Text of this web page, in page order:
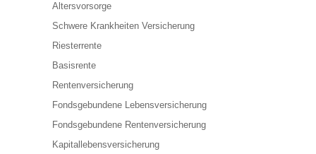
Altersvorsorge
Schwere Krankheiten Versicherung
Riesterrente
Basisrente
Rentenversicherung
Fondsgebundene Lebensversicherung
Fondsgebundene Rentenversicherung
Kapitallebensversicherung